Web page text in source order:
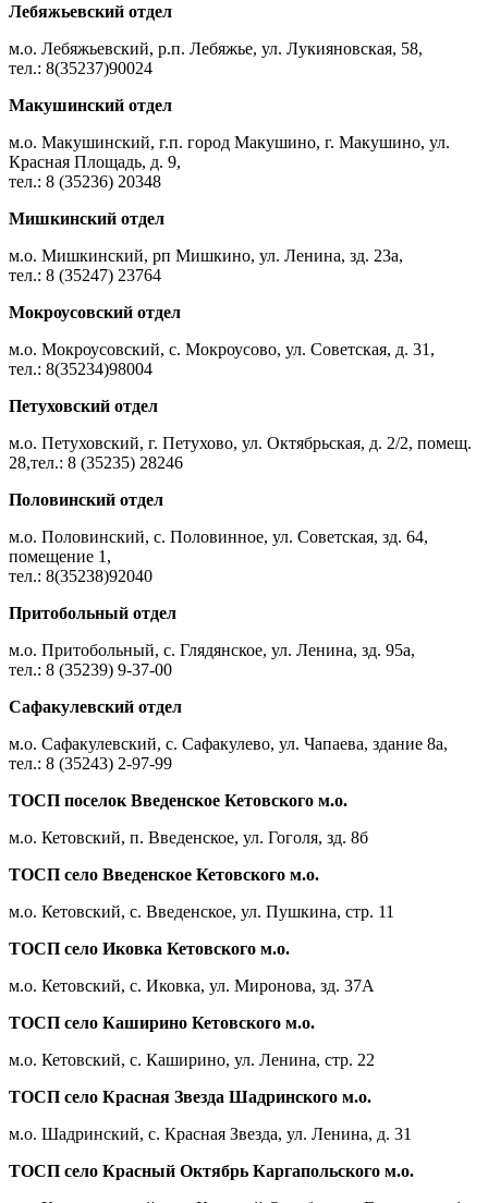
Лебяжьевский отдел
м.о. Лебяжьевский, р.п. Лебяжье, ул. Лукияновская, 58,
тел.: 8(35237)90024
Макушинский отдел
м.о. Макушинский, г.п. город Макушино, г. Макушино, ул.
Красная Площадь, д. 9,
тел.: 8 (35236) 20348
Мишкинский отдел
м.о. Мишкинский, рп Мишкино, ул. Ленина, зд. 23а,
тел.: 8 (35247) 23764
Мокроусовский отдел
м.о. Мокроусовский, с. Мокроусово, ул. Советская, д. 31,
тел.: 8(35234)98004
Петуховский отдел
м.о. Петуховский, г. Петухово, ул. Октябрьская, д. 2/2, помещ.
28,тел.: 8 (35235) 28246
Половинский отдел
м.о. Половинский, с. Половинное, ул. Советская, зд. 64,
помещение 1,
тел.: 8(35238)92040
Притобольный отдел
м.о. Притобольный, с. Глядянское, ул. Ленина, зд. 95а,
тел.: 8 (35239) 9-37-00
Сафакулевский отдел
м.о. Сафакулевский, с. Сафакулево, ул. Чапаева, здание 8а,
тел.: 8 (35243) 2-97-99
ТОСП поселок Введенское Кетовского м.о.
м.о. Кетовский, п. Введенское, ул. Гоголя, зд. 8б
ТОСП село Введенское Кетовского м.о.
м.о. Кетовский, с. Введенское, ул. Пушкина, стр. 11
ТОСП село Иковка Кетовского м.о.
м.о. Кетовский, с. Иковка, ул. Миронова, зд. 37А
ТОСП село Каширино Кетовского м.о.
м.о. Кетовский, с. Каширино, ул. Ленина, стр. 22
ТОСП село Красная Звезда Шадринского м.о.
м.о. Шадринский, с. Красная Звезда, ул. Ленина, д. 31
ТОСП село Красный Октябрь Каргапольского м.о.